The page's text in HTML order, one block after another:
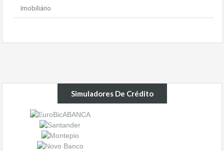
Imobiliário
Simuladores De Crédito